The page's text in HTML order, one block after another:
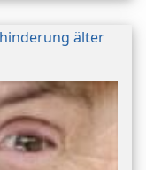
älter